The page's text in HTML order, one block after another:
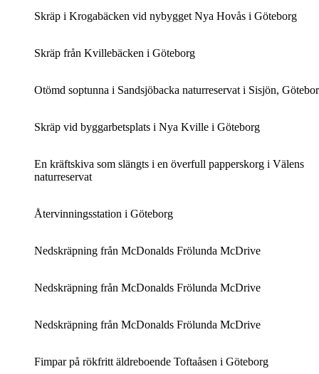
Skräp i Krogabäcken vid nybygget Nya Hovås i Göteborg
Skräp från Kvillebäcken i Göteborg
Otömd soptunna i Sandsjöbacka naturreservat i Sisjön,
Skräp vid byggarbetsplats i Nya Kville i Göteborg
En kräftskiva som slängts i en överfull papperskorg i Välens
naturreservat
Återvinningsstation i Göteborg
Nedskräpning från McDonalds Frölunda McDrive
Nedskräpning från McDonalds Frölunda McDrive
Nedskräpning från McDonalds Frölunda McDrive
Fimpar på rökfritt äldreboende Toftaåsen i Göteborg